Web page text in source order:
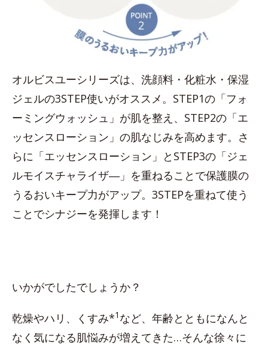
オルビスユーシリーズは、洗顔料・化粧水・保湿
ジェルの3STEP使いがオススメ。STEP1の「フォ
ーミングウォッシュ」が肌を整え、STEP2の「エ
ッセンスローション」の肌なじみを高めます。さ
らに「エッセンスローション」とSTEP3の「ジェ
ルモイスチャライザ―」を重ねることで保護膜の
うるおいキープ力がアップ。3STEPを重ねて使う
ことでシナジーを発揮します！
いかがでしたでしょうか？
乾燥やハリ、くすみ*1 など、年齢とともになんと
なく気になる肌悩みが増えてきた…そんな徐々に